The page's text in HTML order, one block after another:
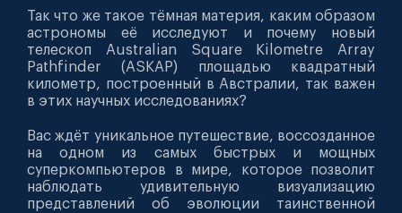
Так что же такое тёмная материя, каким образом
астрономы её исследуют и почему новый
телескоп Australian Square Kilometre Array
Pathfinder (ASKAP) площадью квадратный
километр, построенный в Австралии, так важен
в этих научных исследованиях?
Вас ждёт уникальное путешествие, воссозданное
на одном из самых быстрых и мощных
суперкомпьютеров в мире, которое позволит
наблюдать удивительную визуализацию
представлений об эволюции таинственной